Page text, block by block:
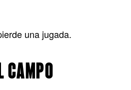
una jugada.
CAMPO